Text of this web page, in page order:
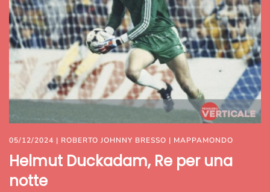
05/12/2024 | ROBERTO JOHNNY BRESSO | MAPPAMONDO
Helmut Duckadam, Re per una
notte